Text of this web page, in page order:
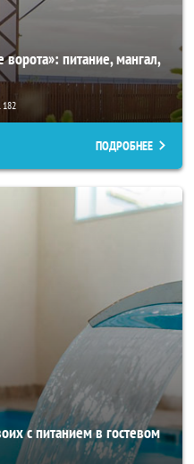
питание, мангал,
182
ПОДРОБНЕЕ
с питанием в гостевом